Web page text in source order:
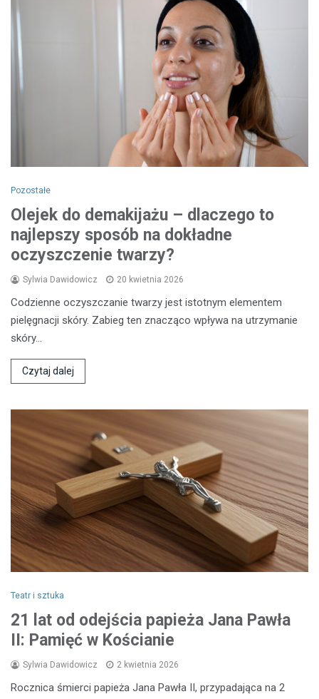
Pozostałe
Olejek do demakijażu – dlaczego to
najlepszy sposób na dokładne
oczyszczenie twarzy?
Sylwia Dawidowicz 20 kwietnia 2026
Codzienne oczyszczanie twarzy jest istotnym elementem
pielęgnacji skóry. Zabieg ten znacząco wpływa na utrzymanie
skóry…
Czytaj dalej
Teatr i sztuka
21 lat od odejścia papieża Jana Pawła
II: Pamięć w Kościanie
Sylwia Dawidowicz 2 kwietnia 2026
Rocznica śmierci papieża Jana Pawła II, przypadająca na 2